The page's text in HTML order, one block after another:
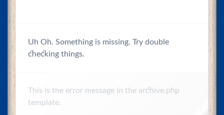
Uh Oh. Something is missing. Try double
checking things.
This is the error message in the archive.php
template.